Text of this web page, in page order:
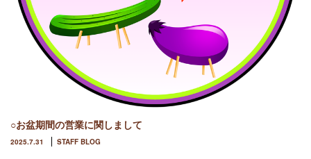
○お盆期間の営業に関しまして
2025.7.31 STAFF BLOG